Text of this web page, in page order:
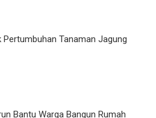
Pertumbuhan Tanaman Jagung
Bantu Warga Bangun Rumah